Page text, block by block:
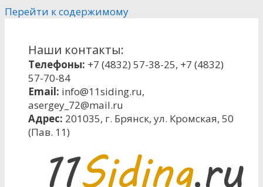
Перейти к содержимому
Наши контакты:
Телефоны: +7 (4832) 57-38-25, +7 (4832)
57-70-84
Email: info@11siding.ru,
asergey_72@mail.ru
Адрес: 201035, г. Брянск, ул. Кромская, 50
(Пав. 11)